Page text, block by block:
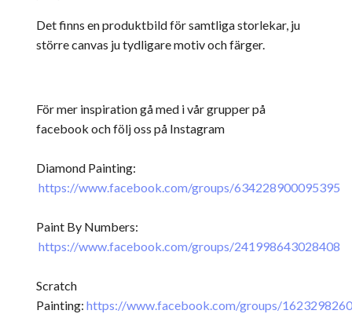
Det finns en produktbild för samtliga storlekar, ju
större canvas ju tydligare motiv och färger.
För mer inspiration gå med i vår grupper på
facebook och följ oss på Instagram
Diamond Painting:
https://www.facebook.com/groups/634228900095395
Paint By Numbers:
https://www.facebook.com/groups/241998643028408
Scratch
Painting: https://www.facebook.com/groups/